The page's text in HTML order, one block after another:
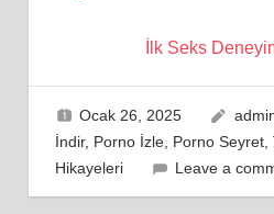
İlk Seks
Ocak 26, 2025
İndir, Porno İzle, Porno Seyret,
Hikayeleri
Leave a